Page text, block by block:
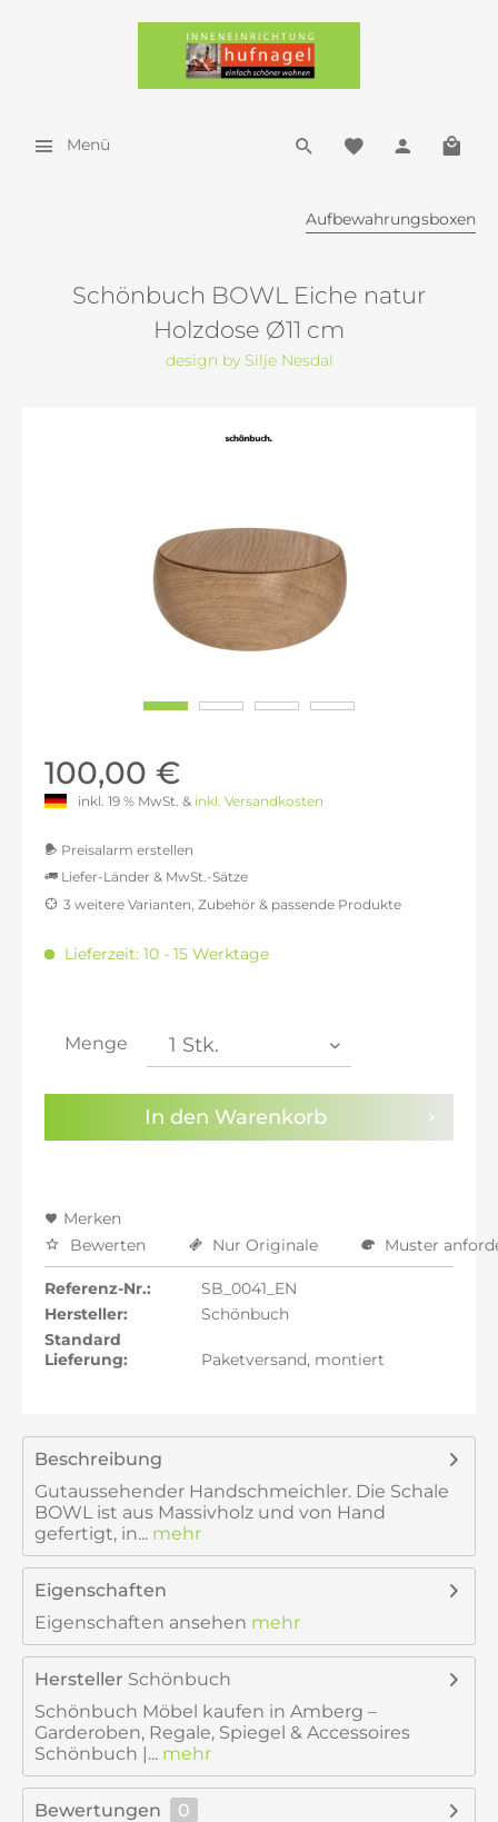
Menü
Aufbewahrungsboxen
Schönbuch BOWL Eiche natur
Holzdose Ø11 cm
design by Silje Nesdal
100,00 €
inkl. 19 % MwSt. & inkl. Versandkosten
Preisalarm erstellen
Sie haben dieDatenschutzbestimmungenzur
Kenntnis genommen.
Liefer-Länder & MwSt.-Sätze
inkl. 16% MwSt.: 97,48 €
inkl. 21% MwSt.: 101,68 €
inkl. 22% MwSt.: 102,52 €
3 weitere Varianten, Zubehör & passende Produkte
Lieferzeit: 10 - 15 Werktage
Menge
In den Warenkorb
Merken
Bewerten
Nur Originale Muster
Referenz-Nr.:
SB_0041_EN
Hersteller:
Schönbuch
Standard
Lieferung:
Paketversand, montiert
Beschreibung
Gutaussehender Handschmeichler. Die Schale
BOWL ist aus Massivholz und von Hand
gefertigt, in... mehr
Eigenschaften
Eigenschaften ansehen mehr
Hersteller Schönbuch
Schönbuch Möbel kaufen in Amberg –
Garderoben, Regale, Spiegel & Accessoires
Schönbuch |... mehr
Bewertungen
0